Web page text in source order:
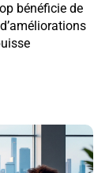
bénéficie de